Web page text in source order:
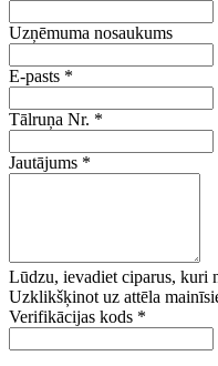
Uzņēmuma nosaukums
E-pasts *
Tālruņa Nr. *
Jautājums *
Lūdzu, ievadiet ciparus, kuri
Uzklikšķinot uz attēla
Verifikācijas kods *